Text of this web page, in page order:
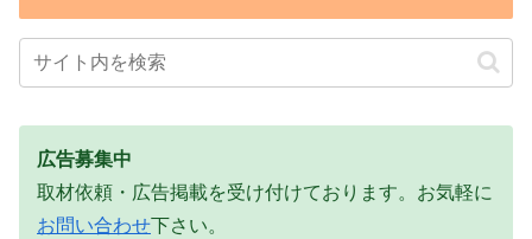
広告募集中
取材依頼・広告掲載を受け付けております。お気軽に
お問い合わせ下さい。